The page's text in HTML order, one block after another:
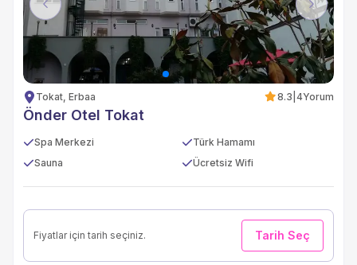
Previous Next
Tokat, Erbaa 8.3 4Yorum
Önder Otel Tokat
Spa Merkezi
Türk Hamamı
Sauna
Ücretsiz Wifi
Fiyatlar için tarih seçiniz. Tarih Seç